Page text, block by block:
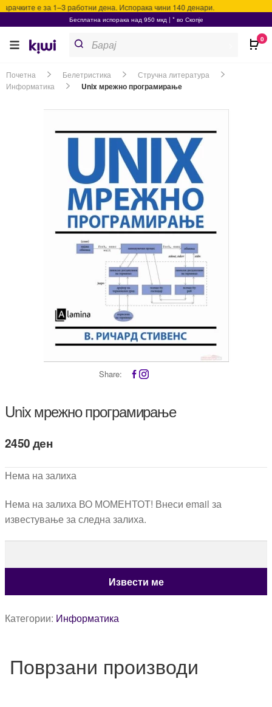
е за 1–3 работни дена. Испорака чини 140 денари.
Бесплатна испорака над 950 мкд | * во Скопје
search
Почетна Белетристика
Стручна литература
Информатика
Unix мрежно програмирање
Share:
Unix мрежно програмирање
2450ден
Нема на залиха
Нема на залиха ВО МОМЕНТОТ! Внеси email за
известување за следна залиха.
Категории: Информатика
Поврзани производи
0